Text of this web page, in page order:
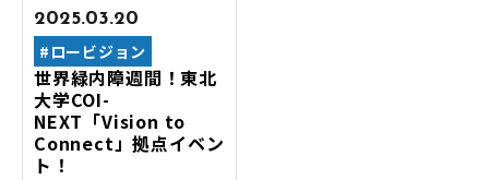
2025.03.20
ロービジョン
世界緑内障週間！東北
大学COI-
NEXT「Vision to
Connect」拠点​イベン
ト！